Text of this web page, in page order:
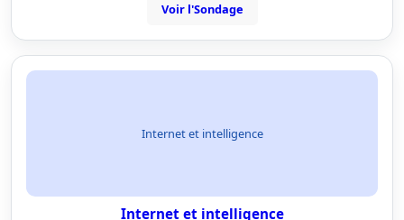
Voir l'Sondage
Internet et intelligence
Internet et intelligence